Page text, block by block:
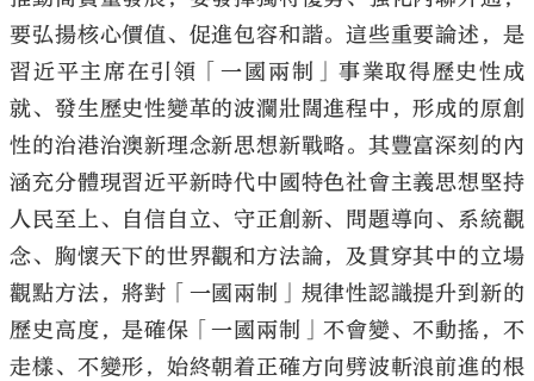
要弘揚核心價值、促進包容和諧。這些重要論述，是
習近平主席在引領「一國兩制」事業取得歷史性成
就、發生歷史性變革的波瀾壯闊進程中，形成的原創
性的治港治澳新理念新思想新戰略。其豐富深刻的內
涵充分體現習近平新時代中國特色社會主義思想堅持
人民至上、自信自立、守正創新、問題導向、系統觀
念、胸懷天下的世界觀和方法論，及貫穿其中的立場
觀點方法，將對「一國兩制」規律性認識提升到新的
歷史高度，是確保「一國兩制」不會變、不動搖，不
走樣、不變形，始終朝着正確方向劈波斬浪前進的根